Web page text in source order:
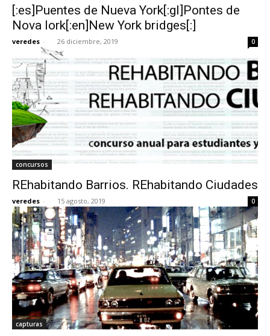
[:es]Puentes de Nueva York[:gl]Pontes de
Nova Iork[:en]New York bridges[:]
veredes - 26 diciembre, 2019 0
concursos
REhabitando Barrios. REhabitando Ciudades
veredes - 15 agosto, 2019 0
capturas